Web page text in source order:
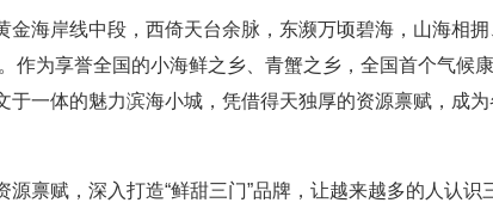
海岸线中段，西倚天台余脉，东濒万顷碧海，山海相
作为享誉全国的小海鲜之乡、青蟹之乡，全国首个气候
一体的魅力滨海小城，凭借得天独厚的资源禀赋，成
禀赋，深入打造“鲜甜三门”品牌，让越来越多的人认